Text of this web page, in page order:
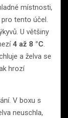
místnosti,
tento účel.
U většiny
4 až 8 °C
a želva se
hrozí
V boxu s
neuschla,